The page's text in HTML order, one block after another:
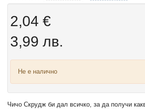
2,04 €
3,99 лв.
Не е налично
Чичо Скрудж би дал всичко, за да получи